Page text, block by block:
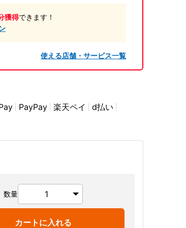
獲得できます！
使える店舗・サービス一覧
PayPay 楽天ペイ
d払い
数量
カートに入れる